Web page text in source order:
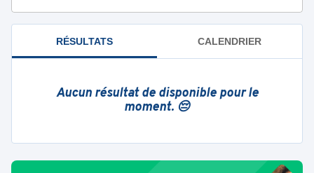
RÉSULTATS CALENDRIER
Aucun résultat de disponible pour le
moment. 😔